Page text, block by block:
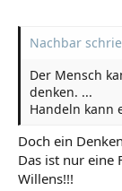
Nachbar
Der Mensch
denken. ...
Handeln kann
Doch ein
Das ist nur eine
Willens!!!